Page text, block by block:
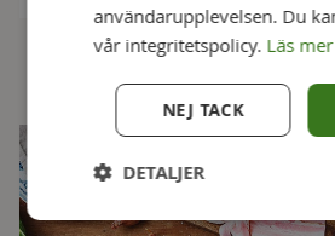
användarupplevelsen. Du
vår integritetspolicy. Läs mer
NEJ TACK
DETALJER